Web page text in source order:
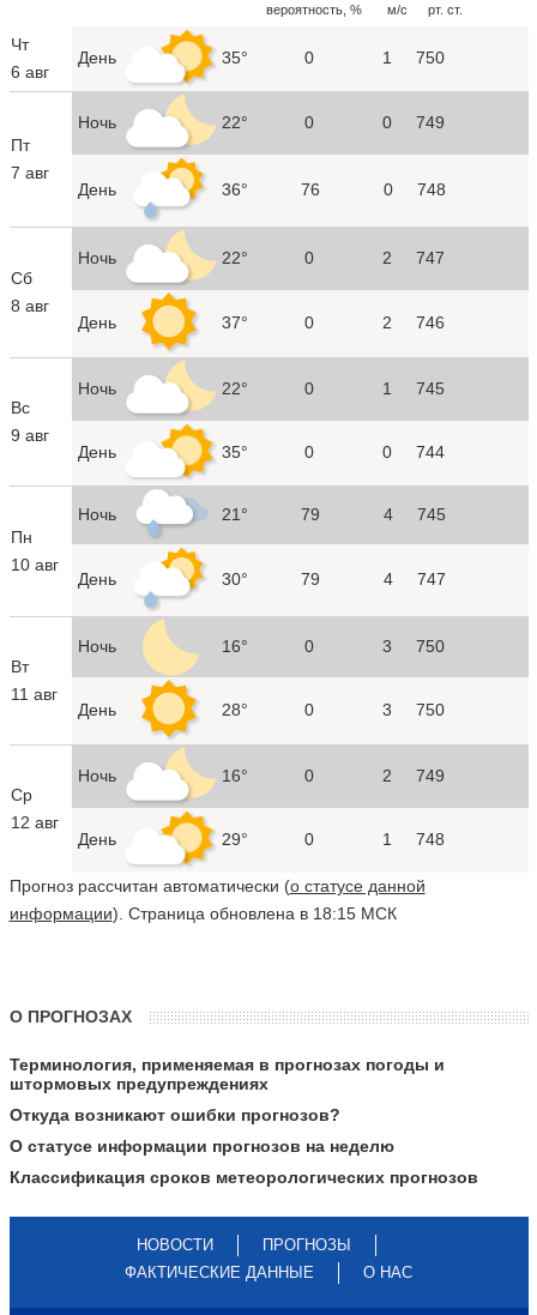
вероятность, %
м/с
рт. ст.
Чт
6 авг
День 35° 0 1 750
Пт
7 авг
Ночь 22° 0 0 749
День 36° 76 0 748
Сб
8 авг
Ночь 22° 0 2 747
День 37° 0 2 746
Вс
9 авг
Ночь 22° 0 1 745
День 35° 0 0 744
Пн
10 авг
Ночь 21° 79 4 745
День 30° 79 4 747
Вт
11 авг
Ночь 16° 0 3 750
День 28° 0 3 750
Ср
12 авг
Ночь 16° 0 2 749
День 29° 0 1 748
Прогноз рассчитан автоматически (о статусе данной
информации). Страница обновлена в 18:15 МСК
О ПРОГНОЗАХ
Терминология, применяемая в прогнозах погоды и
штормовых предупреждениях
Откуда возникают ошибки прогнозов?
О статусе информации прогнозов на неделю
Классификация сроков метеорологических прогнозов
НОВОСТИ
ПРОГНОЗЫ
ФАКТИЧЕСКИЕ ДАННЫЕ
О НАС